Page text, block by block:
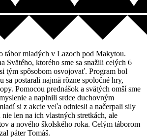
tábor mladých v Lazoch pod Makytou.
Svätého, ktorého sme sa snažili celých 6
tým spôsobom osvojovať. Program bol
sa postarali najmä rôzne spoločné hry,
Pomocou prednášok a svätých omší sme
a naplnili srdce duchovným
si z akcie veľa odniesli a načerpali sily
len na ich vlastných stretkách, ale
a nového školského roka. Celým táborom
páter Tomáš.